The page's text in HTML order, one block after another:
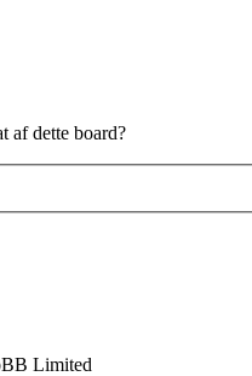
af dette board?
Limited